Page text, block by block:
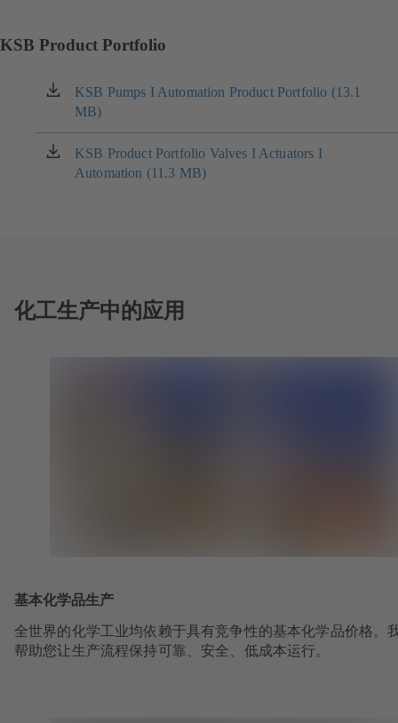
KSB Product Portfolio
KSB Pumps I Automation Product Portfolio (13.1
MB)
（在
新
标
签
页
KSB Product Portfolio Valves I Actuators I
Automation (11.3 MB)
（在
新
化工生产中的应用
基本化学品生产
全世界的化学工业均依赖于具有竞争性的基本化学品价格。
帮助您让生产流程保持可靠、安全、低成本运行。